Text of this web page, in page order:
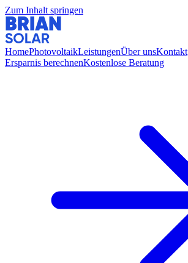
Zum Inhalt springen
HomePhotovoltaikLeistungenÜber unsKontakt
Ersparnis berechnenKostenlose Beratung